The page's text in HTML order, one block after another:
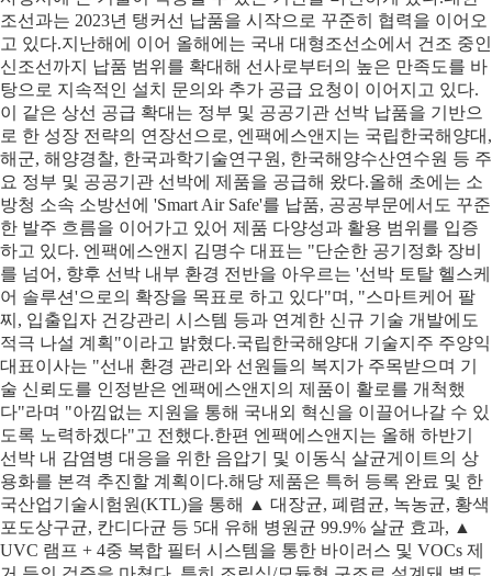
조선과는 2023년 탱커선 납품을 시작으로 꾸준히 협력을 이어오
고 있다.지난해에 이어 올해에는 국내 대형조선소에서 건조 중인
신조선까지 납품 범위를 확대해 선사로부터의 높은 만족도를 바
탕으로 지속적인 설치 문의와 추가 공급 요청이 이어지고 있다.
이 같은 상선 공급 확대는 정부 및 공공기관 선박 납품을 기반으
로 한 성장 전략의 연장선으로, 엔팩에스앤지는 국립한국해양대,
해군, 해양경찰, 한국과학기술연구원, 한국해양수산연수원 등 주
요 정부 및 공공기관 선박에 제품을 공급해 왔다.올해 초에는 소
방청 소속 소방선에 'Smart Air Safe'를 납품, 공공부문에서도 꾸준
한 발주 흐름을 이어가고 있어 제품 다양성과 활용 범위를 입증
하고 있다. 엔팩에스앤지 김명수 대표는 "단순한 공기정화 장비
를 넘어, 향후 선박 내부 환경 전반을 아우르는 '선박 토탈 헬스케
어 솔루션'으로의 확장을 목표로 하고 있다"며, "스마트케어 팔
찌, 입출입자 건강관리 시스템 등과 연계한 신규 기술 개발에도
적극 나설 계획"이라고 밝혔다.국립한국해양대 기술지주 주양익
대표이사는 "선내 환경 관리와 선원들의 복지가 주목받으며 기
술 신뢰도를 인정받은 엔팩에스앤지의 제품이 활로를 개척했
다"라며 "아낌없는 지원을 통해 국내외 혁신을 이끌어나갈 수 있
도록 노력하겠다"고 전했다.한편 엔팩에스앤지는 올해 하반기
선박 내 감염병 대응을 위한 음압기 및 이동식 살균게이트의 상
용화를 본격 추진할 계획이다.해당 제품은 특허 등록 완료 및 한
국산업기술시험원(KTL)을 통해 ▲ 대장균, 폐렴균, 녹농균, 황색
포도상구균, 칸디다균 등 5대 유해 병원균 99.9% 살균 효과, ▲
UVC 램프 + 4중 복합 필터 시스템을 통한 바이러스 및 VOCs 제